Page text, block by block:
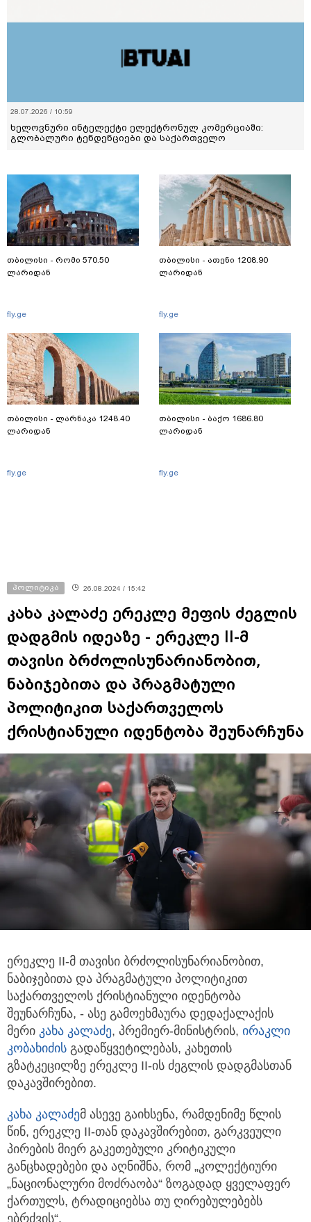
28.07.2026 / 10:59
ხელოვნური ინტელექტი ელექტრონულ კომერციაში:
გლობალური ტენდენციები და საქართველო
თბილისი - რომი 570.50
ლარიდან
fly.ge
თბილისი - ლარნაკა 1248.40
ლარიდან
fly.ge
თბილისი - ათენი 1208.90
ლარიდან
fly.ge
თბილისი - ბაქო 1686.80
ლარიდან
fly.ge
პოლიტიკა 26.08.2024 / 15:42
კახა კალაძე ერეკლე მეფის ძეგლის
დადგმის იდეაზე - ერეკლე II-მ
თავისი ბრძოლისუნარიანობით,
ნაბიჯებითა და პრაგმატული
პოლიტიკით საქართველოს
ქრისტიანული იდენტობა შეუნარჩუნა
ერეკლე II-მ თავისი ბრძოლისუნარიანობით,
ნაბიჯებითა და პრაგმატული პოლიტიკით
საქართველოს ქრისტიანული იდენტობა
შეუნარჩუნა, - ასე გამოეხმაურა დედაქალაქის
მერი კახა კალაძე, პრემიერ-მინისტრის, ირაკლი
კობახიძის გადაწყვეტილებას, კახეთის
გზატკეცილზე ერეკლე II-ის ძეგლის დადგმასთან
დაკავშირებით.
კახა კალაძემ ასევე გაიხსენა, რამდენიმე წლის
წინ, ერეკლე II-თან დაკავშირებით, გარკვეული
პირების მიერ გაკეთებული კრიტიკული
განცხადებები და აღნიშნა, რომ „კოლექტიური
„ნაციონალური მოძრაობა“ ზოგადად ყველაფერ
ქართულს, ტრადიციებსა თუ ღირებულებებს
ებრძვის“.